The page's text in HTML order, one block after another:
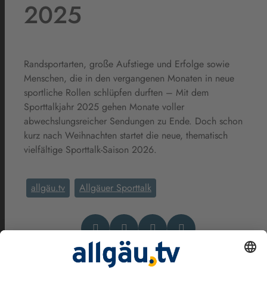
2025
Randsportarten, große Aufstiege und Erfolge sowie
Menschen, die in den vergangenen Monaten in neue
sportliche Rollen schlüpfen durften – Mit dem
Sporttalkjahr 2025 gehen Monate voller
abwechslungsreicher Sendungen zu Ende. Doch schon
kurz nach Weihnachten startet die neue, thematisch
vielfältige Sporttalk-Saison 2026.
allgäu.tv Allgäuer Sporttalk